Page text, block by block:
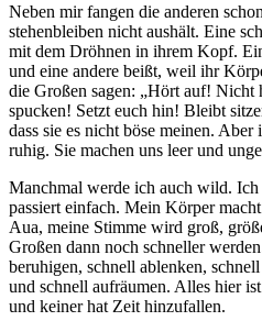
Neben mir fangen die anderen
stehenbleiben nicht aushält. Eine
mit dem Dröhnen in ihrem Kopf.
und eine andere beißt, weil ihr
die Großen sagen: „Hört auf!
spucken! Setzt euch hin! Bleibt
dass sie es nicht böse meinen.
ruhig. Sie machen uns leer und
Manchmal werde ich auch wild.
passiert einfach. Mein Körper
Aua, meine Stimme wird groß,
Großen dann noch schneller
beruhigen, schnell ablenken,
und schnell aufräumen. Alles hier
und keiner hat Zeit hinzufallen.